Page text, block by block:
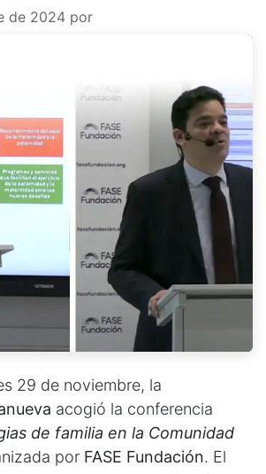
de 2024 por
29 de noviembre, la
acogió la conferencia
de familia en la Comunidad
por FASE Fundación. El